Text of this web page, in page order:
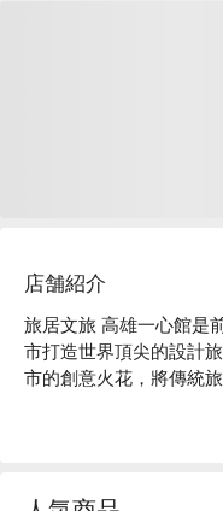
店舗紹介
旅居文旅 高雄一心館是
市打造世界頂尖的設計
市的創意火花，將傳統
運站僅需步行 13 分鐘